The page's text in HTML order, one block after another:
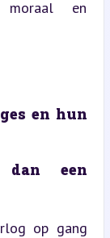
moraal en
en hun
dan een
op gang